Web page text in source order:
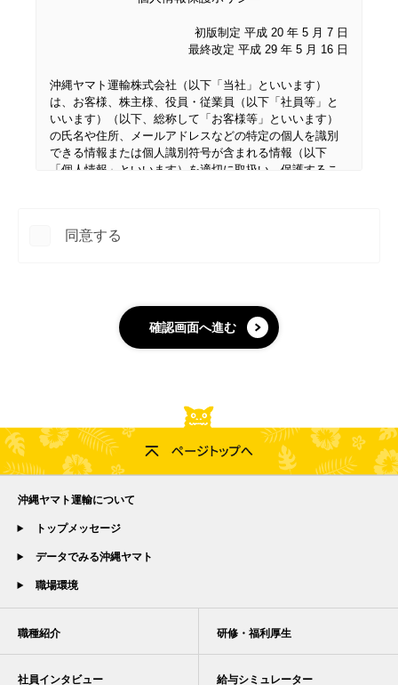
初版制定 平成 20 年 5 月 7 日
最終改定 平成 29 年 5 月 16 日
沖縄ヤマト運輸株式会社（以下「当社」といいます）
は、お客様、株主様、役員・従業員（以下「社員等」と
いいます）（以下、総称して「お客様等」といいます）
の氏名や住所、メールアドレスなどの特定の個人を識別
できる情報または個人識別符号が含まれる情報（以下
「個人情報」といいます）を適切に取扱い、保護するこ
個人情報を取扱うにあたり、個人情報保護に関す
するとともに、利用目的の達成に必要な範囲にお
いて取り扱うこととし、その範囲を超える取扱い
はいたしません。なお、特定に個人情報の利用目
をご参照ください。
個人情報の取得
個人情報を取得させていただく場合は、業務上必
要な範囲において、適正かつ適法な手段により取
個人情報の適正管理
個人データへの不正アクセス、紛失、破壊、改ざ
人データは、利用目的に必要な範囲内で正確かつ
当社は、お客様等ご本人の同意をいただいている
ただし、利用目的の達成に必要な範囲内において
同意する
確認画面へ進む
沖縄ヤマト運輸について
トップメッセージ
データでみる沖縄ヤマト
職場環境
職種紹介 研修・福利厚生
社員インタビュー 給与シミュレーター